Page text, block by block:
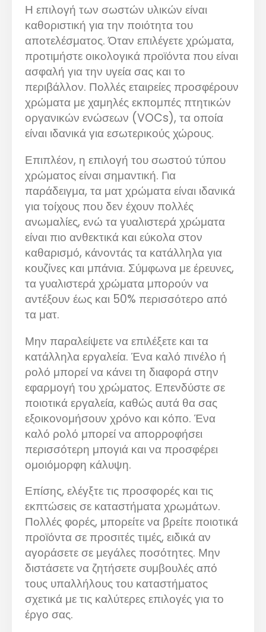
Η επιλογή των σωστών υλικών είναι
καθοριστική για την ποιότητα του
αποτελέσματος. Όταν επιλέγετε χρώματα,
προτιμήστε οικολογικά προϊόντα που είναι
ασφαλή για την υγεία σας και το
περιβάλλον. Πολλές εταιρείες προσφέρουν
χρώματα με χαμηλές εκπομπές πτητικών
οργανικών ενώσεων (VOCs), τα οποία
είναι ιδανικά για εσωτερικούς χώρους.
Επιπλέον, η επιλογή του σωστού τύπου
χρώματος είναι σημαντική. Για
παράδειγμα, τα ματ χρώματα είναι ιδανικά
για τοίχους που δεν έχουν πολλές
ανωμαλίες, ενώ τα γυαλιστερά χρώματα
είναι πιο ανθεκτικά και εύκολα στον
καθαρισμό, κάνοντάς τα κατάλληλα για
κουζίνες και μπάνια. Σύμφωνα με έρευνες,
τα γυαλιστερά χρώματα μπορούν να
αντέξουν έως και 50% περισσότερο από
τα ματ.
Μην παραλείψετε να επιλέξετε και τα
κατάλληλα εργαλεία. Ένα καλό πινέλο ή
ρολό μπορεί να κάνει τη διαφορά στην
εφαρμογή του χρώματος. Επενδύστε σε
ποιοτικά εργαλεία, καθώς αυτά θα σας
εξοικονομήσουν χρόνο και κόπο. Ένα
καλό ρολό μπορεί να απορροφήσει
περισσότερη μπογιά και να προσφέρει
ομοιόμορφη κάλυψη.
Επίσης, ελέγξτε τις προσφορές και τις
εκπτώσεις σε καταστήματα χρωμάτων.
Πολλές φορές, μπορείτε να βρείτε ποιοτικά
προϊόντα σε προσιτές τιμές, ειδικά αν
αγοράσετε σε μεγάλες ποσότητες. Μην
διστάσετε να ζητήσετε συμβουλές από
τους υπαλλήλους του καταστήματος
σχετικά με τις καλύτερες επιλογές για το
έργο σας.